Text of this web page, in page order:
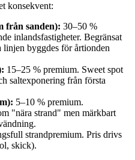
konsekvent:
från sanden): 30–50 %
inlandsfastigheter. Begränsat
byggdes för årtionden
15–25 % premium. Sweet spot
saltexponering från första
5–10 % premium.
"nära strand" men märkbart
strandpremium. Pris drivs
skick).